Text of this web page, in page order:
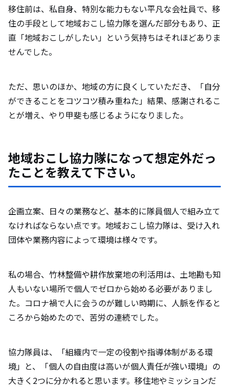
移住前は、私自身、特別な能力もない平凡な会社員で、移
住の手段として地域おこし協力隊を選んだ部分もあり、正
直「地域おこしがしたい」という気持ちはそれほどありま
せんでした。
ただ、思いのほか、地域の方に良くしていただき、「自分
ができることをコツコツ積み重ねた」結果、感謝されるこ
とが増え、やり甲斐も感じるようになりました。
地域おこし協力隊になって想定外だっ
たことを教えて下さい。
企画立案、日々の業務など、基本的に隊員個人で組み立て
なければならない点です。地域おこし協力隊は、受け入れ
団体や業務内容によって環境は様々です。
私の場合、竹林整備や耕作放棄地の利活用は、土地勘も知
人もいない場所で個人でゼロから始める必要がありまし
た。コロナ禍で人に会うのが難しい時期に、人脈を作ると
ころから始めたので、苦労の連続でした。
協力隊員は、「組織内で一定の役割や指導体制がある環
境」と、「個人の自由度は高いが個人責任が強い環境」の
大きく2つに分かれると思います。移住地やミッションだ